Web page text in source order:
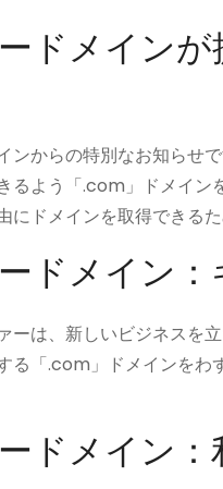
ドメイン
ンからの特別なお知らせ
るよう「.com」ドメイン
にドメインを取得できる
ドメイン
ーは、新しいビジネスを
る「.com」ドメインをわ
ドメイン